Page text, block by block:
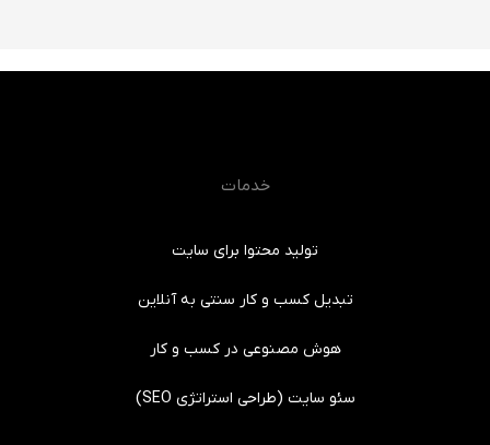
خدمات
تولید محتوا برای سایت
تبدیل کسب و کار سنتی به آنلاین
هوش مصنوعی در کسب و کار
سئو سایت (طراحی استراتژی SEO)